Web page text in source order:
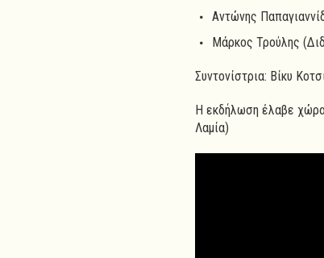
Αντώνης
Μάρκος Τρούλης
Συντονίστρια: Βίκυ
Η εκδήλωση έλαβε
Λαμία)